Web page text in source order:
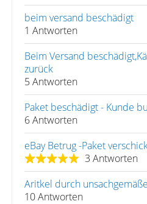
beim versand beschädigt
1 Antworten
Beim Versand
zurück
5 Antworten
Paket beschädigt - Kunde
6 Antworten
eBay Betrug -Paket
3 Antworten
Aritkel durch
10 Antworten